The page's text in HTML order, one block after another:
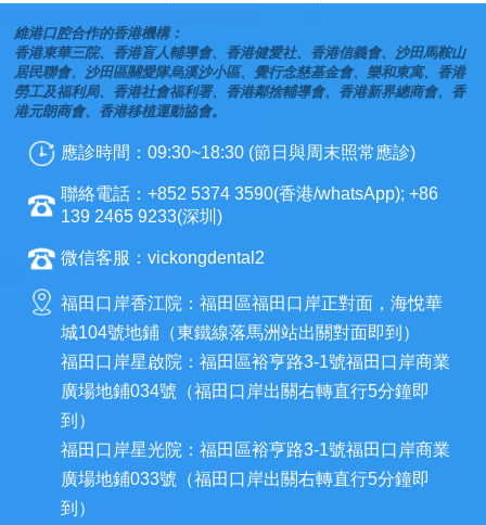
維港口腔合作的香港機構：
香港東華三院、香港盲人輔導會、香港健愛社、香港信義會、沙田馬鞍山
居民聯會、沙田區關愛隊烏溪沙小區、覺行念慈基金會、樂和東寓、香港
勞工及福利局、香港社會福利署、香港鄰捨輔導會、香港新界總商會、香
港元朗商會、香港移植運動協會。
應診時間：09:30~18:30 (節日與周末照常應診)
聯絡電話：+852 5374 3590(香港/whatsApp); +86
139 2465 9233(深圳)
微信客服：vickongdental2
福田口岸香江院：福田區福田口岸正對面，海悅華
城104號地鋪（東鐵線落馬洲站出關對面即到）
福田口岸星啟院：福田區裕亨路3-1號福田口岸商業
廣場地鋪034號（福田口岸出關右轉直行5分鐘即
到）
福田口岸星光院：福田區裕亨路3-1號福田口岸商業
廣場地鋪033號（福田口岸出關右轉直行5分鐘即
到）